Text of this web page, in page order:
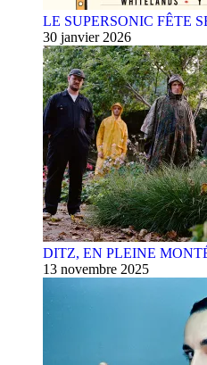
LE SUPERSONIC FÊTE
30 janvier 2026
DITZ, EN PLEINE
13 novembre 2025